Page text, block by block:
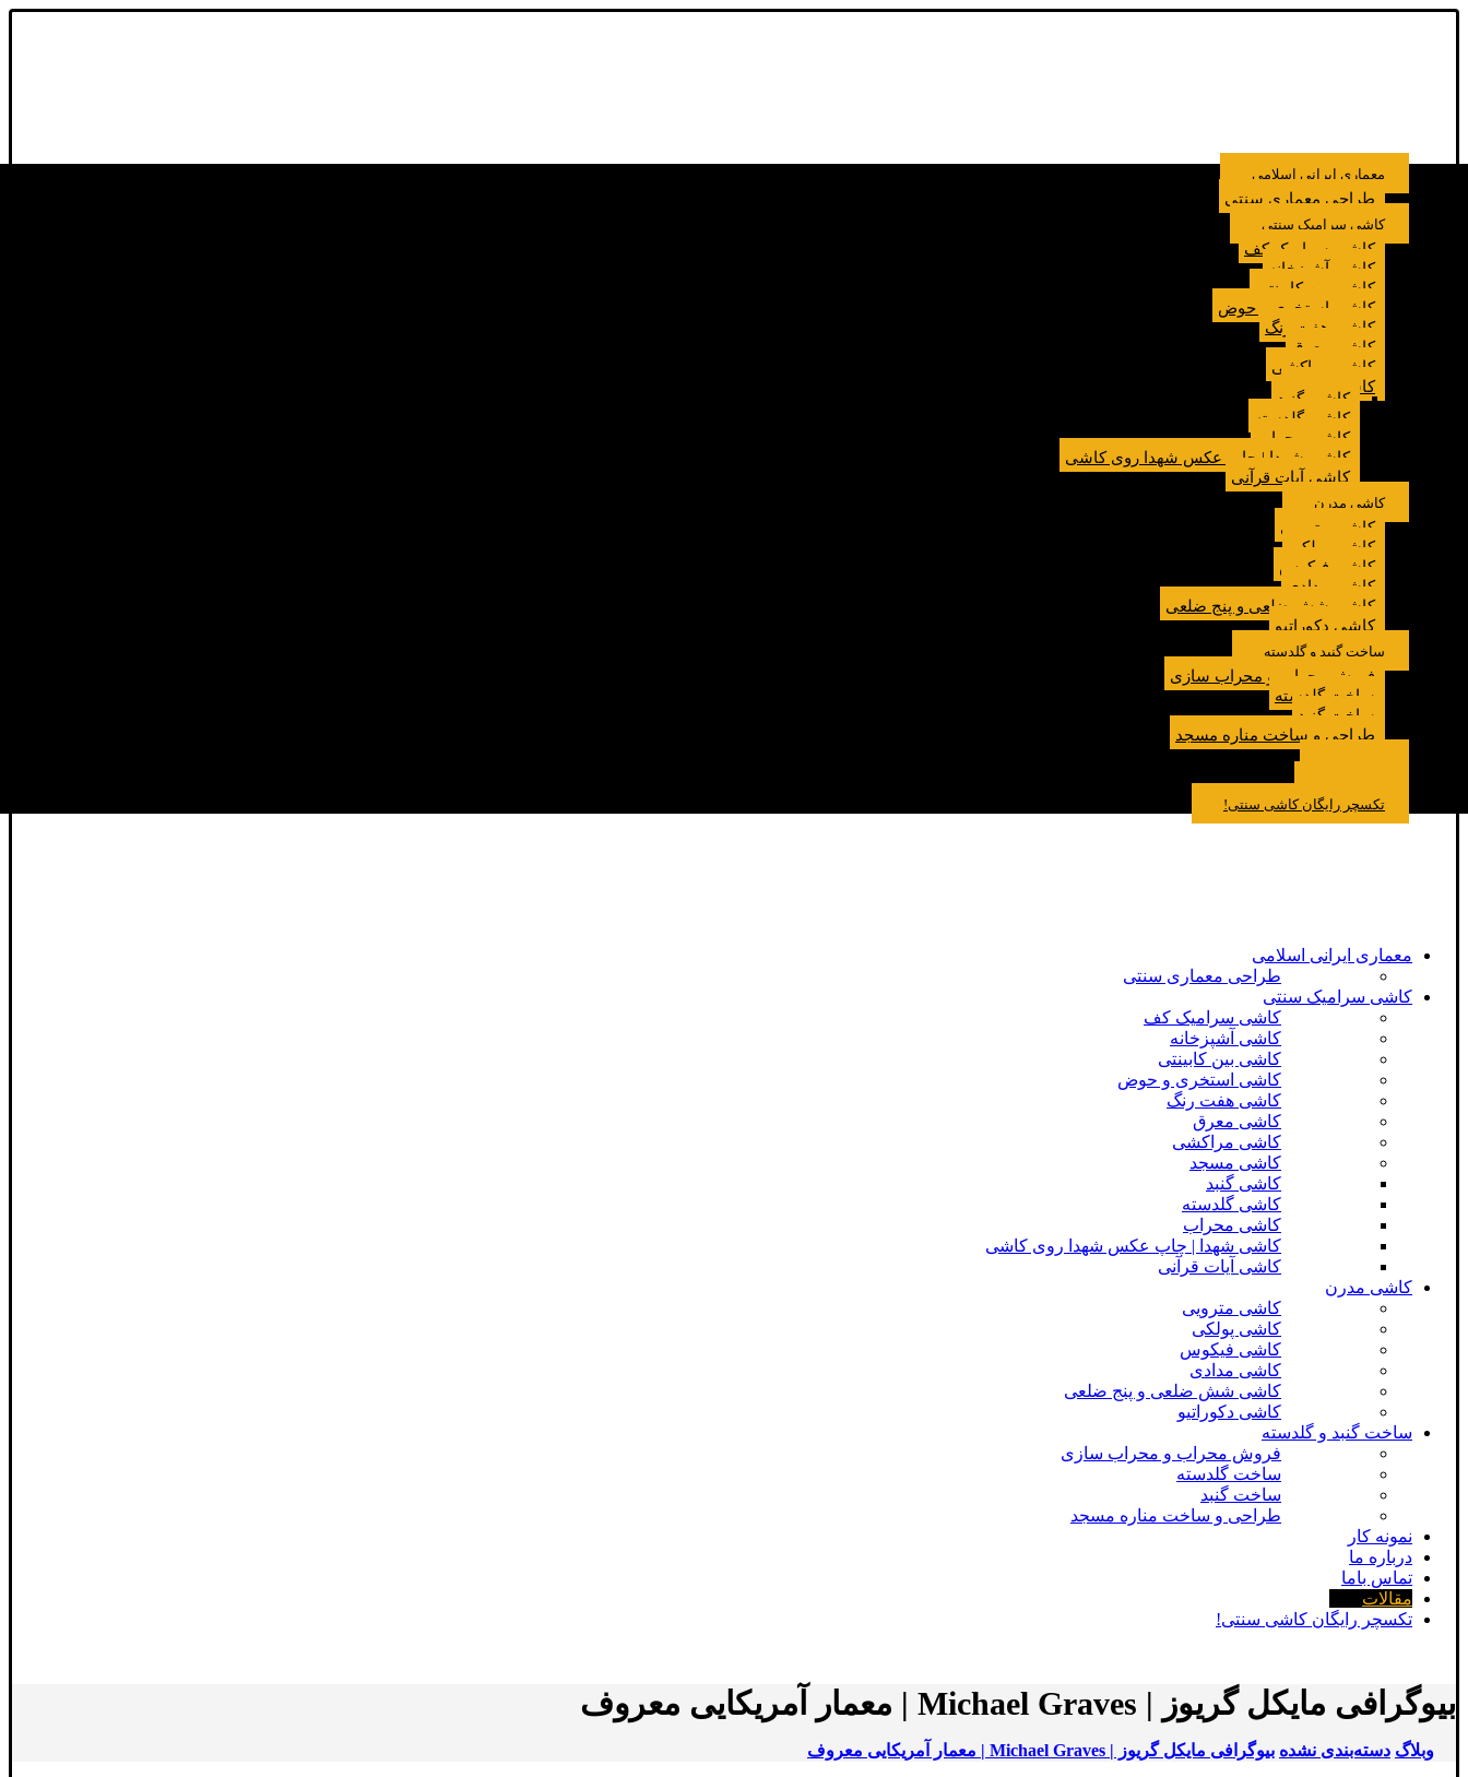
معماری ایرانی اسلامی
طراحی معماری سنتی
کاشی سرامیک سنتی
کاشی سرامیک کف
کاشی آشپزخانه
کاشی بین کابینتی
کاشی استخری و حوض
کاشی هفت رنگ
کاشی معرق
کاشی مراکشی
کاشی مسجد
کاشی گنبد
کاشی گلدسته
کاشی محراب
کاشی شهدا | چاپ عکس شهدا روی کاشی
کاشی آیات قرآنی
کاشی مدرن
کاشی مترویی
کاشی پولکی
کاشی فیکوس
کاشی مدادی
کاشی شش ضلعی و پنج ضلعی
کاشی دکوراتیو
ساخت گنبد و گلدسته
فروش محراب و محراب سازی
ساخت گلدسته
ساخت گنبد
طراحی و ساخت مناره مسجد
تکسچر رایگان کاشی سنتی!
معماری ایرانی اسلامی
طراحی معماری سنتی
کاشی سرامیک سنتی
کاشی سرامیک کف
کاشی آشپزخانه
کاشی بین کابینتی
کاشی استخری و حوض
کاشی هفت رنگ
کاشی معرق
کاشی مراکشی
کاشی مسجد
کاشی گنبد
کاشی گلدسته
کاشی محراب
کاشی شهدا | چاپ عکس شهدا روی کاشی
کاشی آیات قرآنی
کاشی مدرن
کاشی مترویی
کاشی پولکی
کاشی فیکوس
کاشی مدادی
کاشی شش ضلعی و پنج ضلعی
کاشی دکوراتیو
ساخت گنبد و گلدسته
فروش محراب و محراب سازی
ساخت گلدسته
ساخت گنبد
طراحی و ساخت مناره مسجد
نمونه کار
درباره ما
تماس باما
مقالات
تکسچر رایگان کاشی سنتی!
بیوگرافی مایکل گریوز | Michael Graves | معمار آمریکایی معروف
وبلاگ دسته‌بندی نشده بیوگرافی مایکل گریوز | Michael Graves | معمار آمریکایی معروف